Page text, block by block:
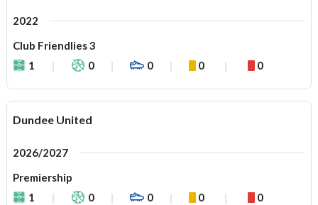
2022
Club Friendlies 3
1
0 0 0 0
Dundee United
2026/2027
Premiership
1
0 0 0 0